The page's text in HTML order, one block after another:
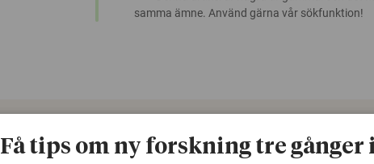
samma ämne. Använd gärna vår sökfunktion!
Få tips om ny forskning tre gånger